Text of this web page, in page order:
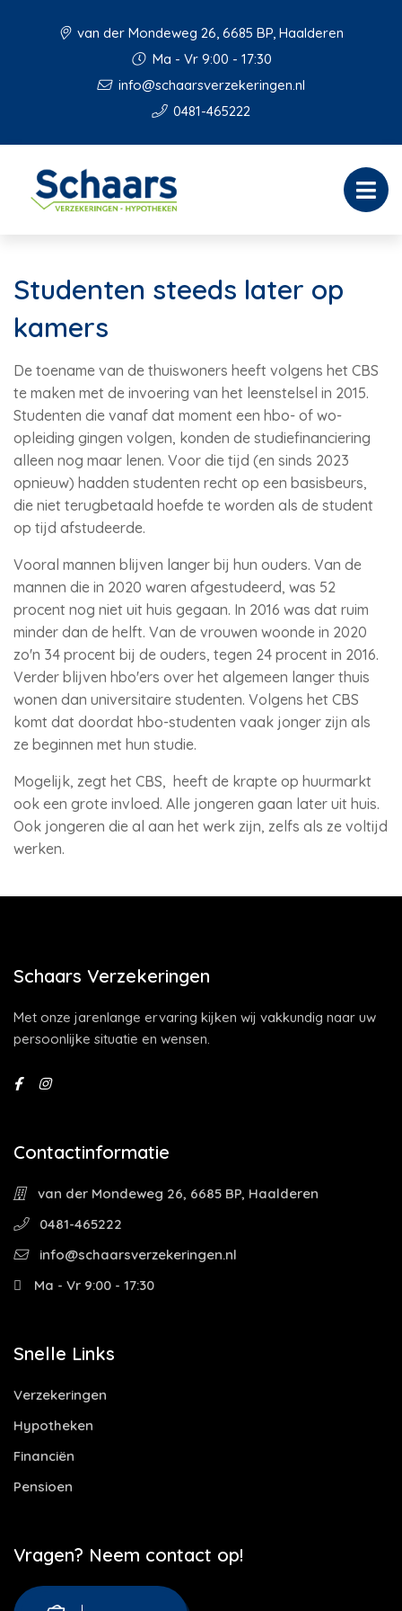
van der Mondeweg 26, 6685 BP, Haalderen
Ma - Vr 9:00 - 17:30
info@schaarsverzekeringen.nl
0481-465222
Studenten steeds later op
kamers
De toename van de thuiswoners heeft volgens het CBS
te maken met de invoering van het leenstelsel in 2015.
Studenten die vanaf dat moment een hbo- of wo-
opleiding gingen volgen, konden de studiefinanciering
alleen nog maar lenen. Voor die tijd (en sinds 2023
opnieuw) hadden studenten recht op een basisbeurs,
die niet terugbetaald hoefde te worden als de student
op tijd afstudeerde.
Vooral mannen blijven langer bij hun ouders. Van de
mannen die in 2020 waren afgestudeerd, was 52
procent nog niet uit huis gegaan. In 2016 was dat ruim
minder dan de helft. Van de vrouwen woonde in 2020
zo'n 34 procent bij de ouders, tegen 24 procent in 2016.
Verder blijven hbo'ers over het algemeen langer thuis
wonen dan universitaire studenten. Volgens het CBS
komt dat doordat hbo-studenten vaak jonger zijn als
ze beginnen met hun studie.
Mogelijk, zegt het CBS, heeft de krapte op huurmarkt
ook een grote invloed. Alle jongeren gaan later uit huis.
Ook jongeren die al aan het werk zijn, zelfs als ze voltijd
werken.
Schaars Verzekeringen
Met onze jarenlange ervaring kijken wij vakkundig naar uw
persoonlijke situatie en wensen.
Contactinformatie
van der Mondeweg 26, 6685 BP, Haalderen
0481-465222
info@schaarsverzekeringen.nl
Ma - Vr 9:00 - 17:30
Snelle Links
Verzekeringen
Hypotheken
Financiën
Pensioen
Vragen? Neem contact op!